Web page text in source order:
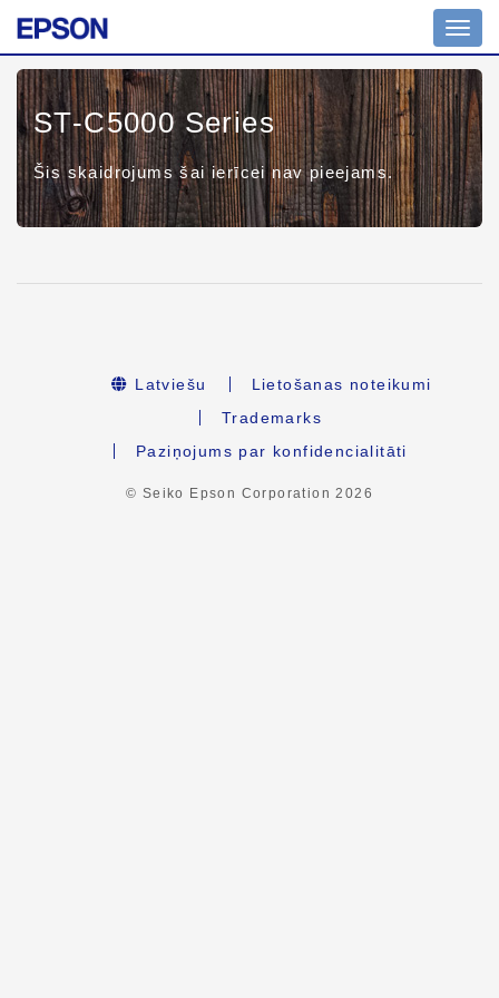
ST-C5000 Series
Šis skaidrojums šai ierīcei nav pieejams.
Latviešu
Lietošanas noteikumi
Trademarks
Paziņojums par konfidencialitāti
© Seiko Epson Corporation2026